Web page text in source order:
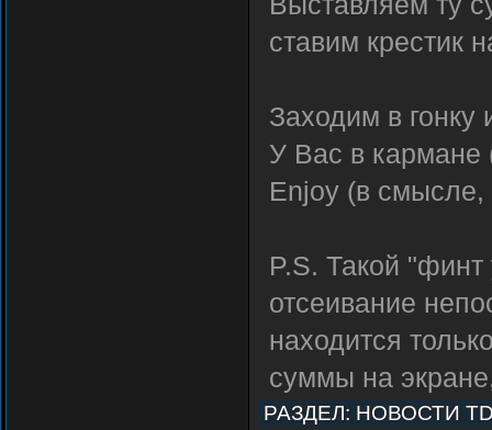
ставим крестик
Заходим в
У Вас в кармане
Enjoy (в смысле,
P.S. Такой
отсеивание
находится
суммы на
РАЗДЕЛ: НОВОСТИ